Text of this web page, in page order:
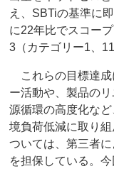
え、SBTiの基準に
に22年比でスコー
3（カテゴリー1、
これらの目標達成
ー活動や、製品の
源循環の高度化な
境負荷低減に取り
ついては、第三者
を担保している。